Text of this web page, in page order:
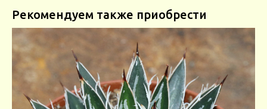
Рекомендуем также приобрести